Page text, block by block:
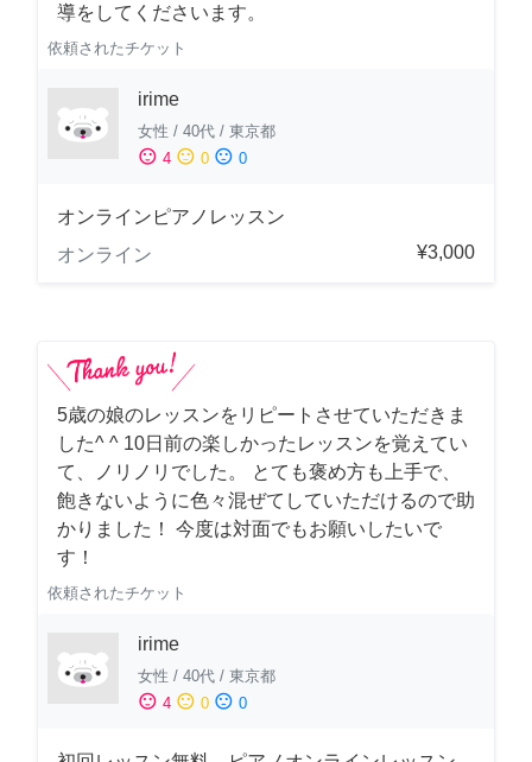
導をしてくださいます。
依頼されたチケット
irime
女性 / 40代 / 東京都
sentiment_satisfied 4 sentiment_neutral 0 sentiment_dissatisfied 0
オンラインピアノレッスン
オンライン
¥3,000
5歳の娘のレッスンをリピートさせていただきま
した^ ^ 10日前の楽しかったレッスンを覚えてい
て、ノリノリでした。 とても褒め方も上手で、
飽きないように色々混ぜてしていただけるので助
かりました！ 今度は対面でもお願いしたいで
す！
依頼されたチケット
irime
女性 / 40代 / 東京都
sentiment_satisfied 4 sentiment_neutral 0 sentiment_dissatisfied 0